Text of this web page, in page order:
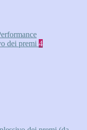
dei premi 4